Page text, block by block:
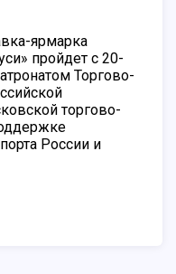
ярмарка
пройдет с 20-
Торгово-
торгово-
России и